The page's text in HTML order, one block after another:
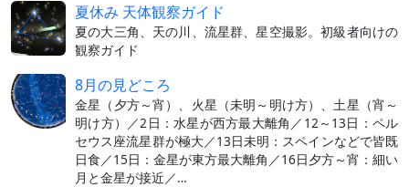
夏休み 天体観察ガイド
夏の大三角、天の川、流星群、星空撮影。初級者向けの
観察ガイド
8月の見どころ
金星（夕方～宵）、火星（未明～明け方）、土星（宵～
明け方）／2日：水星が西方最大離角／12～13日：ペル
セウス座流星群が極大／13日未明：スペインなどで皆既
日食／15日：金星が東方最大離角／16日夕方～宵：細い
月と金星が接近／…